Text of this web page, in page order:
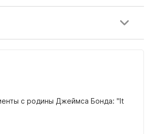
с родины Джеймса Бонда: "It